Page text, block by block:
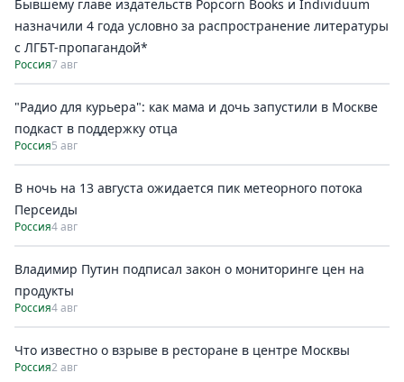
Бывшему главе издательств Popcorn Books и Individuum
назначили 4 года условно за распространение литературы
с ЛГБТ-пропагандой*
Россия7 авг
"Радио для курьера": как мама и дочь запустили в Москве
подкаст в поддержку отца
Россия5 авг
В ночь на 13 августа ожидается пик метеорного потока
Персеиды
Россия4 авг
Владимир Путин подписал закон о мониторинге цен на
продукты
Россия4 авг
Что известно о взрыве в ресторане в центре Москвы
Россия2 авг